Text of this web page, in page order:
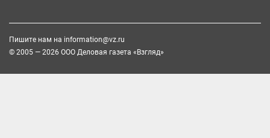
Пишите нам на information@vz.ru
© 2005 — 2026 ООО Деловая газета «Взгляд»